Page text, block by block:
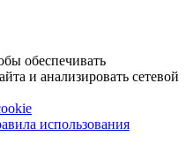
обеспечивать
и анализировать сетевой
использования